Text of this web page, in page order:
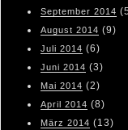
September 2014
August 2014 (9)
Juli 2014 (6)
Juni 2014 (3)
Mai 2014 (2)
April 2014 (8)
März 2014 (13)